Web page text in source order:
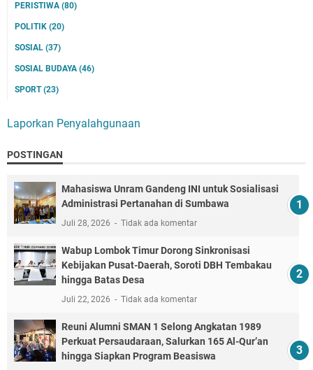
PERISTIWA (80)
POLITIK (20)
SOSIAL (37)
SOSIAL BUDAYA (46)
SPORT(23)
Laporkan Penyalahgunaan
POSTINGAN
Mahasiswa Unram Gandeng INI untuk Sosialisasi
Administrasi Pertanahan di Sumbawa
Juli 28, 2026 Tidak ada komentar
Wabup Lombok Timur Dorong Sinkronisasi
Kebijakan Pusat-Daerah, Soroti DBH Tembakau
hingga Batas Desa
Juli 22, 2026 Tidak ada komentar
Reuni Alumni SMAN 1 Selong Angkatan 1989
Perkuat Persaudaraan, Salurkan 165 Al-Qur’an
hingga Siapkan Program Beasiswa